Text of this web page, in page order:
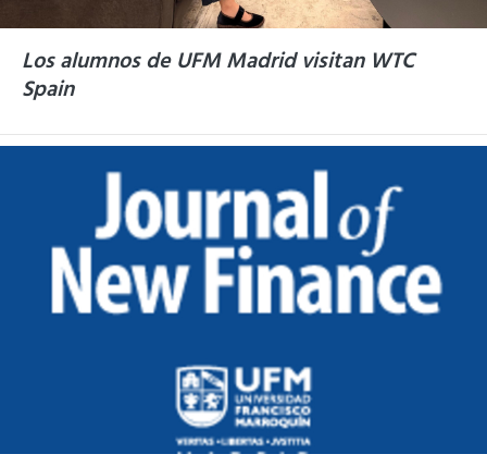
Los alumnos de UFM Madrid visitan WTC
Spain